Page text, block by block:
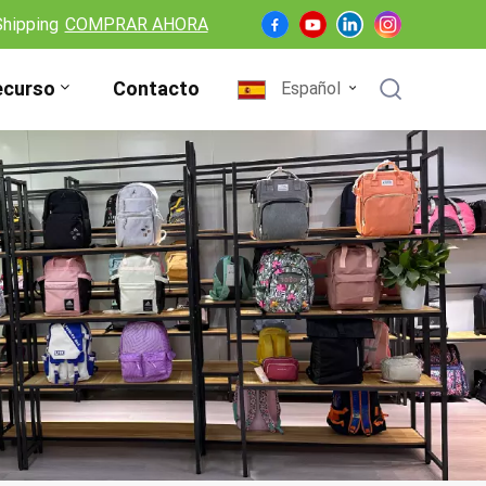
COMPRAR AHORA
Contacto Español
English
Français
Deutsch
Español
Nederlands